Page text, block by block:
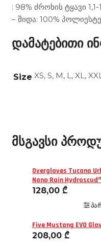
: 98% ძროხის ტყავი 1,1-
– შიდა: 100%
დამატებითი
Size XS, S, M, L, XL,
მსგავსი
Overgloves Tucano
Nano Rain
128,00 ₾
Five Mustang EVO
208,00 ₾